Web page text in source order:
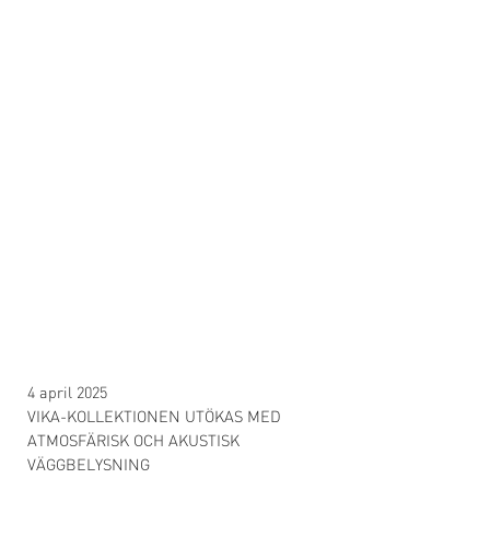
4 april 2025
VIKA-KOLLEKTIONEN UTÖKAS MED
ATMOSFÄRISK OCH AKUSTISK
VÄGGBELYSNING